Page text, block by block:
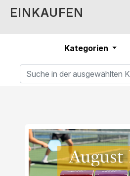
EINKAUFEN
Kategorien